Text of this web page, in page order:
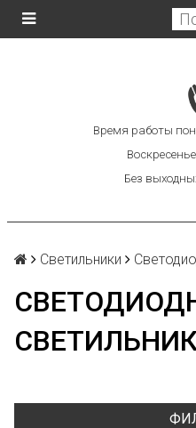
Время работы
Без
Светильники